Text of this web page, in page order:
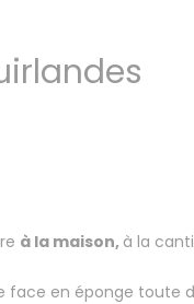
à la maison, à la
face en éponge toute